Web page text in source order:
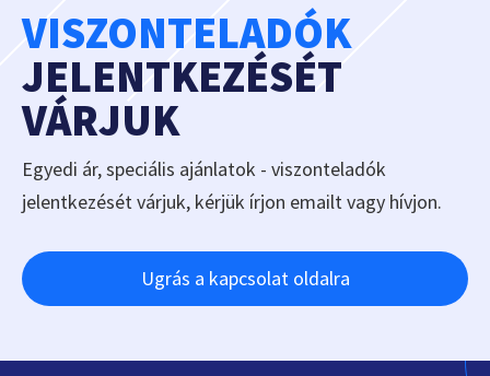
VISZONTELADÓK
JELENTKEZÉSÉT
VÁRJUK
Egyedi ár, speciális ajánlatok - viszonteladók
jelentkezését várjuk, kérjük írjon emailt vagy hívjon.
Ugrás a kapcsolat oldalra